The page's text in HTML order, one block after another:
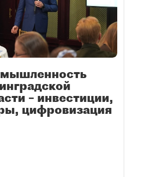
– инвестиции,
цифровизация